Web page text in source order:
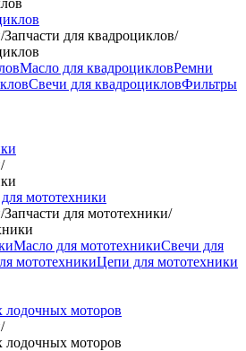
/Запчасти для квадроциклов/
Масло для квадроцикловРемни
Свечи для квадроцикловФильтры
/
мототехники
/Запчасти для мототехники/
Масло для мототехникиСвечи для
мототехникиЦепи для мототехники
лодочных моторов
/
лодочных моторов